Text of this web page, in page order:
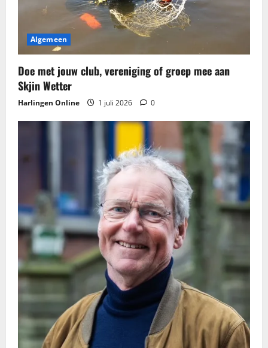
i
a
t
i
Algemeen
Doe met jouw club, vereniging of groep mee aan
Skjin Wetter
Harlingen Online 1 juli 2026 0